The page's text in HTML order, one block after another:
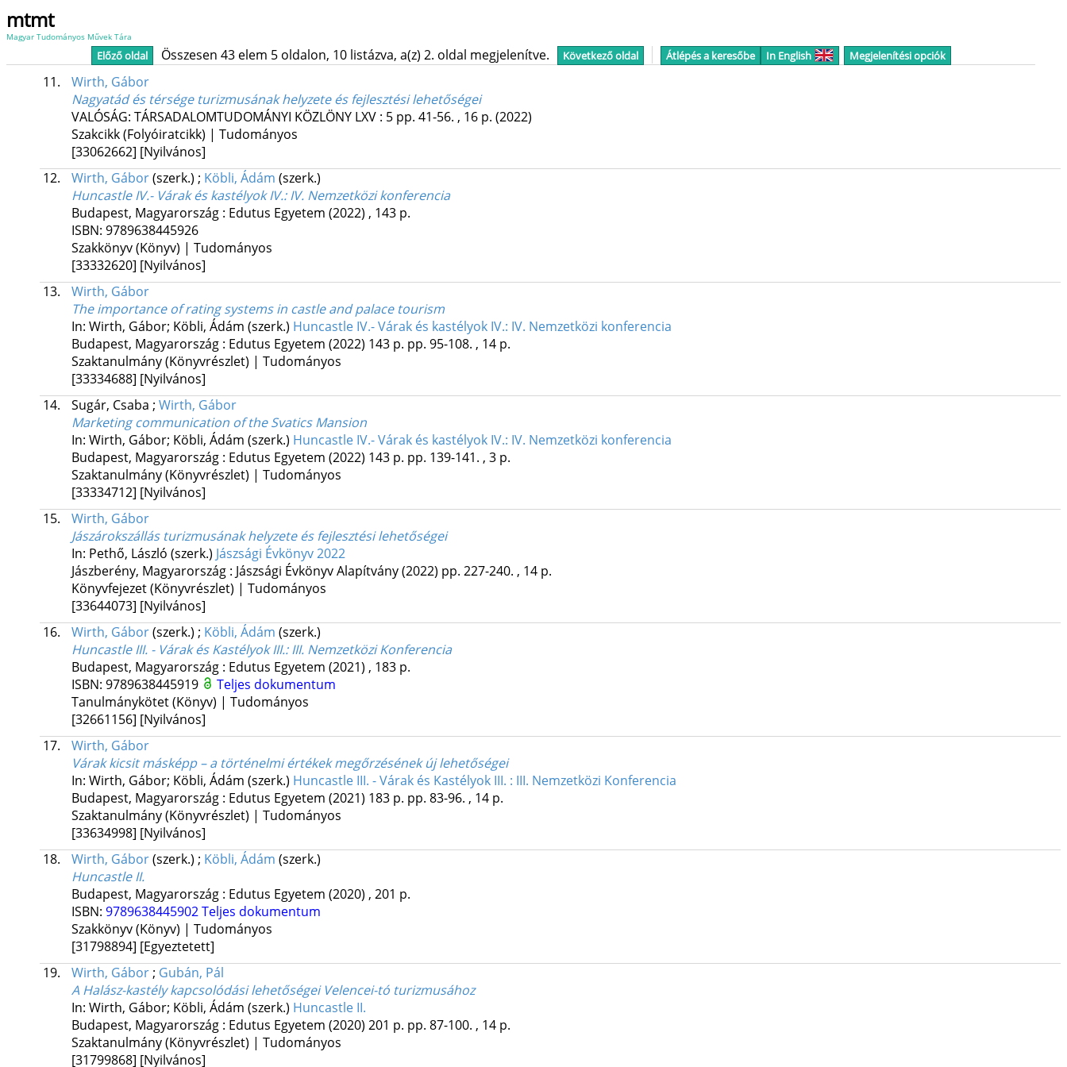
mtmt
Magyar Tudományos Művek Tára
Előző oldal Összesen 43 elem 5 oldalon, 10 listázva, a(z) 2. oldal megjelenítve. Következő oldal Átlépés a keresőbe In English Megjelenítési opciók
11.
Wirth, Gábor
Nagyatád és térsége turizmusának helyzete és fejlesztési lehetőségei
VALÓSÁG: TÁRSADALOMTUDOMÁNYI KÖZLÖNY LXV: 5 pp. 41-56. , 16 p. (2022)
Szakcikk (Folyóiratcikk) | Tudományos
[33062662] [Nyilvános]
12.
Wirth, Gábor(szerk.) ; Köbli, Ádám (szerk.)
Huncastle IV.- Várak és kastélyok IV.: IV. Nemzetközi konferencia
Budapest, Magyarország : Edutus Egyetem (2022) , 143 p.
ISBN: 9789638445926
Szakkönyv (Könyv) | Tudományos
[33332620] [Nyilvános]
13.
Wirth, Gábor
The importance of rating systems in castle and palace tourism
In: Wirth, Gábor; Köbli, Ádám (szerk.) Huncastle IV.- Várak és kastélyok IV.: IV. Nemzetközi konferencia
Budapest, Magyarország : Edutus Egyetem (2022) 143 p. pp. 95-108. , 14 p.
Szaktanulmány (Könyvrészlet) | Tudományos
[33334688] [Nyilvános]
14.
Sugár, Csaba ; Wirth, Gábor
Marketing communication of the Svatics Mansion
In: Wirth, Gábor; Köbli, Ádám (szerk.) Huncastle IV.- Várak és kastélyok IV.: IV. Nemzetközi konferencia
Budapest, Magyarország : Edutus Egyetem (2022) 143 p. pp. 139-141. , 3 p.
Szaktanulmány (Könyvrészlet) | Tudományos
[33334712] [Nyilvános]
15.
Wirth, Gábor
Jászárokszállás turizmusának helyzete és fejlesztési lehetőségei
In: Pethő, László (szerk.) Jászsági Évkönyv 2022
Jászberény, Magyarország : Jászsági Évkönyv Alapítvány(2022) pp. 227-240. , 14 p.
Könyvfejezet (Könyvrészlet) | Tudományos
[33644073] [Nyilvános]
16.
Wirth, Gábor(szerk.) ; Köbli, Ádám (szerk.)
Huncastle III. - Várak és Kastélyok III.: III. Nemzetközi Konferencia
Budapest, Magyarország : Edutus Egyetem (2021) , 183 p.
ISBN: 9789638445919
Teljes dokumentum
Tanulmánykötet (Könyv) | Tudományos
[32661156] [Nyilvános]
17.
Wirth, Gábor
Várak kicsit másképp – a történelmi értékek megőrzésének új lehetőségei
In: Wirth, Gábor; Köbli, Ádám (szerk.) Huncastle III. - Várak és Kastélyok III. : III. Nemzetközi Konferencia
Budapest, Magyarország : Edutus Egyetem (2021) 183 p. pp. 83-96. , 14 p.
Szaktanulmány (Könyvrészlet) | Tudományos
[33634998] [Nyilvános]
18.
Wirth, Gábor(szerk.) ; Köbli, Ádám (szerk.)
Huncastle II.
Budapest, Magyarország : Edutus Egyetem (2020) , 201 p.
ISBN: 9789638445902Teljes dokumentum
Szakkönyv (Könyv) | Tudományos
[31798894] [Egyeztetett]
19.
Wirth, Gábor; Gubán, Pál
A Halász-kastély kapcsolódási lehetőségei Velencei-tó turizmusához
In: Wirth, Gábor; Köbli, Ádám (szerk.) Huncastle II.
Budapest, Magyarország : Edutus Egyetem (2020) 201 p. pp. 87-100. , 14 p.
Szaktanulmány (Könyvrészlet) | Tudományos
[31799868] [Nyilvános]